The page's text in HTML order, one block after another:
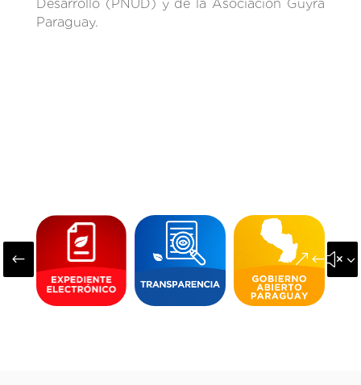
Desarrollo (PNUD) y de la Asociación Guyra
Paraguay.
#